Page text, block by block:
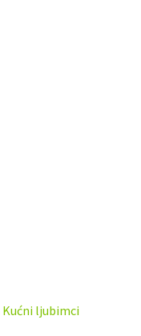
Kućni ljubimci